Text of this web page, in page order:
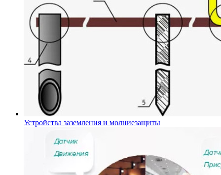
Устройства заземления и молниезащиты